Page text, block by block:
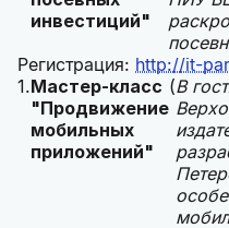
инвестиций"
Регистрация: http://it-
Мастер-класс
"Продвижение
мобильных
приложений"
(В